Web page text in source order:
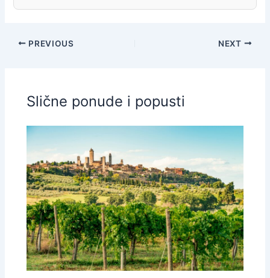
PREVIOUS NEXT
Slične ponude i popusti